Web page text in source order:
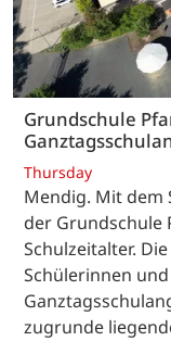
Grundschule
Thursday
Mendig. Mit dem
der Grundschule
Schulzeitalter.
Schülerinnen und
zugrunde